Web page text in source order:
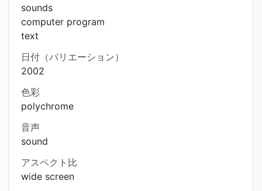
sounds
computer program
text
日付（バリエーション）
2002
色彩
polychrome
音声
sound
アスペクト比
wide screen